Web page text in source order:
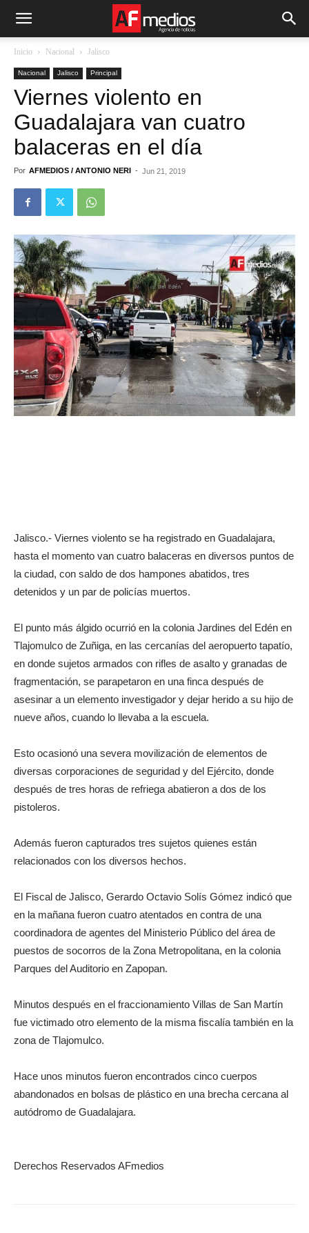
Inicio Nacional Jalisco
Nacional Jalisco Principal
Viernes violento en
Guadalajara van cuatro
balaceras en el día
Por AFMEDIOS / ANTONIO NERI - Jun 21, 2019
Jalisco.- Viernes violento se ha registrado en Guadalajara,
hasta el momento van cuatro balaceras en diversos puntos de
la ciudad, con saldo de dos hampones abatidos, tres
detenidos y un par de policías muertos.
El punto más álgido ocurrió en la colonia Jardines del Edén en
Tlajomulco de Zuñiga, en las cercanías del aeropuerto tapatío,
en donde sujetos armados con rifles de asalto y granadas de
fragmentación, se parapetaron en una finca después de
asesinar a un elemento investigador y dejar herido a su hijo de
nueve años, cuando lo llevaba a la escuela.
Esto ocasionó una severa movilización de elementos de
diversas corporaciones de seguridad y del Ejército, donde
después de tres horas de refriega abatieron a dos de los
pistoleros.
Además fueron capturados tres sujetos quienes están
relacionados con los diversos hechos.
El Fiscal de Jalisco, Gerardo Octavio Solís Gómez indicó que
en la mañana fueron cuatro atentados en contra de una
coordinadora de agentes del Ministerio Público del área de
puestos de socorros de la Zona Metropolitana, en la colonia
Parques del Auditorio en Zapopan.
Minutos después en el fraccionamiento Villas de San Martín
fue victimado otro elemento de la misma fiscalía también en la
zona de Tlajomulco.
Hace unos minutos fueron encontrados cinco cuerpos
abandonados en bolsas de plástico en una brecha cercana al
autódromo de Guadalajara.
Derechos Reservados AFmedios